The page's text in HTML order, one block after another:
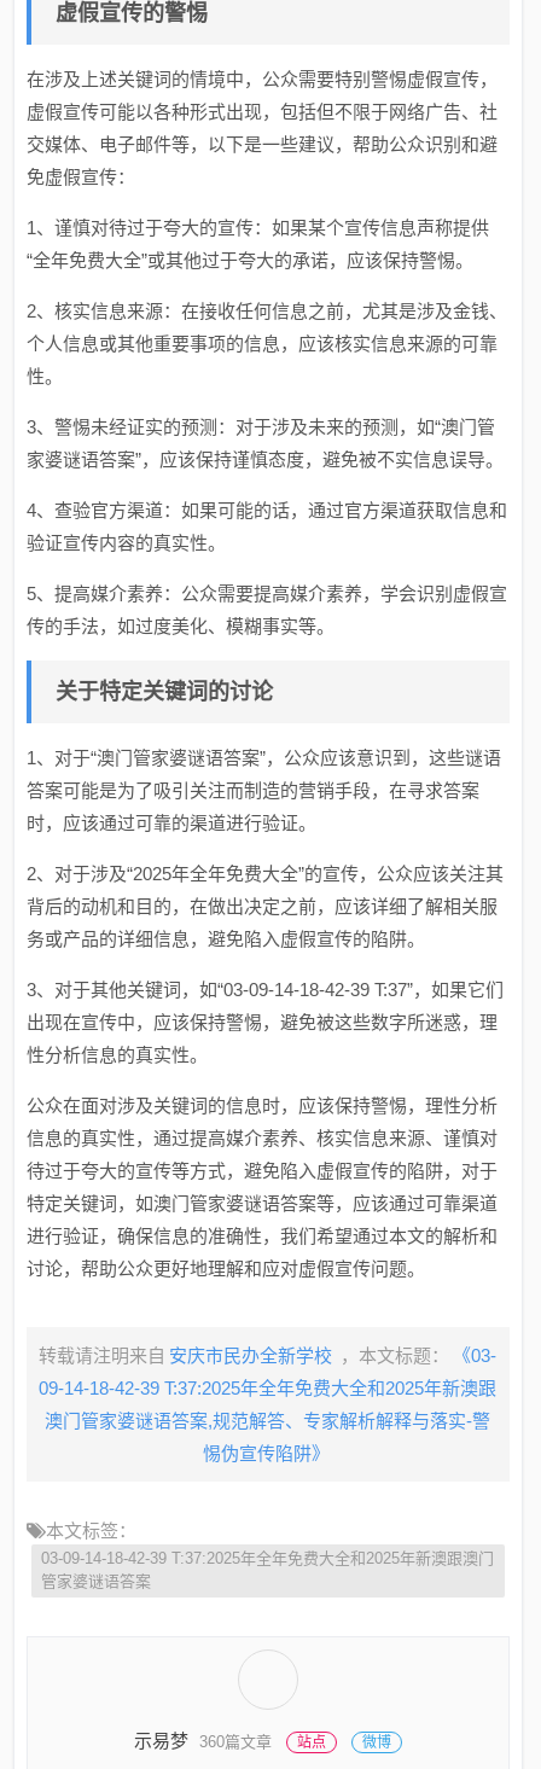
虚假宣传的警惕
在涉及上述关键词的情境中，公众需要特别警惕虚假宣传，
虚假宣传可能以各种形式出现，包括但不限于网络广告、社
交媒体、电子邮件等，以下是一些建议，帮助公众识别和避
免虚假宣传：
1、谨慎对待过于夸大的宣传：如果某个宣传信息声称提供
“全年免费大全”或其他过于夸大的承诺，应该保持警惕。
2、核实信息来源：在接收任何信息之前，尤其是涉及金钱、
个人信息或其他重要事项的信息，应该核实信息来源的可靠
性。
3、警惕未经证实的预测：对于涉及未来的预测，如“澳门管
家婆谜语答案”，应该保持谨慎态度，避免被不实信息误导。
4、查验官方渠道：如果可能的话，通过官方渠道获取信息和
验证宣传内容的真实性。
5、提高媒介素养：公众需要提高媒介素养，学会识别虚假宣
传的手法，如过度美化、模糊事实等。
关于特定关键词的讨论
1、对于“澳门管家婆谜语答案”，公众应该意识到，这些谜语
答案可能是为了吸引关注而制造的营销手段，在寻求答案
时，应该通过可靠的渠道进行验证。
2、对于涉及“2025年全年免费大全”的宣传，公众应该关注其
背后的动机和目的，在做出决定之前，应该详细了解相关服
务或产品的详细信息，避免陷入虚假宣传的陷阱。
3、对于其他关键词，如“03-09-14-18-42-39 T:37”，如果它们
出现在宣传中，应该保持警惕，避免被这些数字所迷惑，理
性分析信息的真实性。
公众在面对涉及关键词的信息时，应该保持警惕，理性分析
信息的真实性，通过提高媒介素养、核实信息来源、谨慎对
待过于夸大的宣传等方式，避免陷入虚假宣传的陷阱，对于
特定关键词，如澳门管家婆谜语答案等，应该通过可靠渠道
进行验证，确保信息的准确性，我们希望通过本文的解析和
讨论，帮助公众更好地理解和应对虚假宣传问题。
转载请注明来自 安庆市民办全新学校 ，本文标题：
《03-
09-14-18-42-39 T:37:2025年全年免费大全和2025年新澳跟
澳门管家婆谜语答案,规范解答、专家解析解释与落实-警
惕伪宣传陷阱》
本文标签：
03-09-14-18-42-39 T:37:2025年全年免费大全和2025年新澳跟澳门
管家婆谜语答案
示易梦 360篇文章 站点 微博